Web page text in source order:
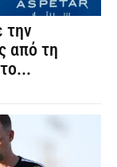
την
από τη